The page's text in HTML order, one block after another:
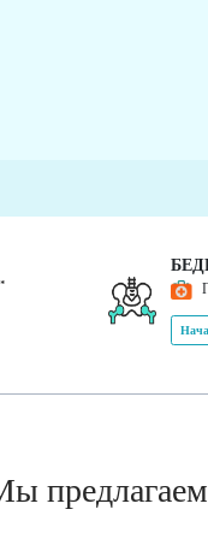
*
предлагаем